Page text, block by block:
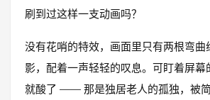
刷到过这样一支动画吗？
没有花哨的特效，画面里只有两根弯曲
影，配着一声轻轻的叹息。可盯着屏幕
就酸了 —— 那是独居老人的孤独，被